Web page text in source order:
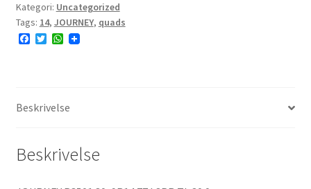
TL
NHS
antal
Kategori: Uncategorized
Tags: 14, JOURNEY, quads
F
o
T
r
W
p
Beskrivelse
Beskrivelse